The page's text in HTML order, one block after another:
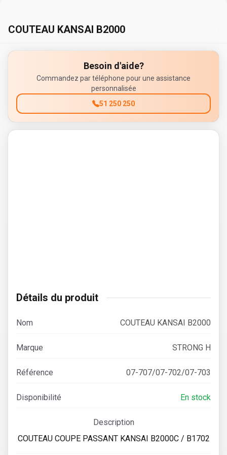
COUTEAU KANSAI B2000
Besoin d'aide?
Commandez par téléphone pour une assistance
personnalisée
51 250 250
Détails du produit
Nom COUTEAU KANSAI B2000
Marque STRONG H
Référence 07-707/07-702/07-703
Disponibilité En stock
Description
COUTEAU COUPE PASSANT KANSAI B2000C / B1702